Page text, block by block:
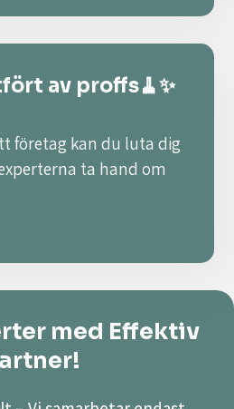
av proffs🧹✨
företag kan du luta dig
ta hand om
med Effektiv